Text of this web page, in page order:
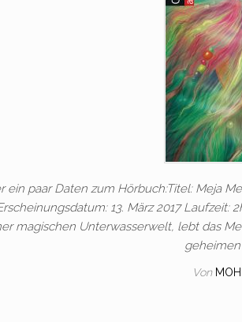
ein paar Daten zum Hörbuch:Titel: Meja
13. März 2017 Laufzeit:
magischen Unterwasserwelt, lebt das
geheimen
Von